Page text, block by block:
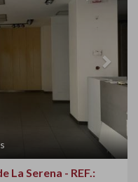
La Serena - REF.: